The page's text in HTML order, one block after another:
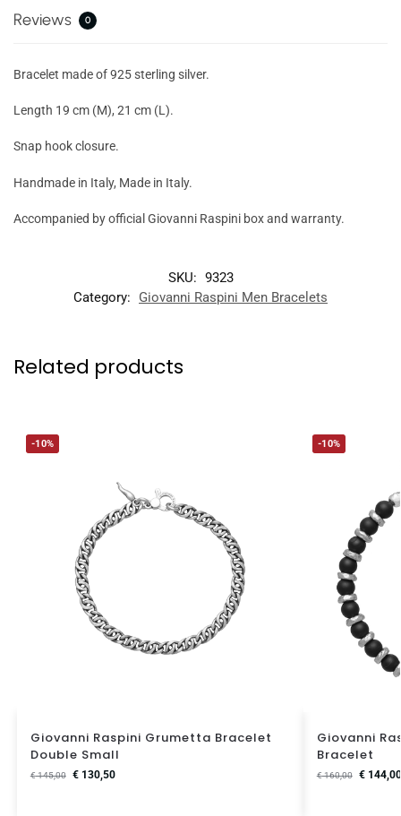
Reviews 0
Bracelet made of 925 sterling silver.
Length 19 cm (M), 21 cm (L).
Snap hook closure.
Handmade in Italy, Made in Italy.
Accompanied by official Giovanni Raspini box and warranty.
SKU: 9323
Category:
Giovanni Raspini Men Bracelets
Related products
-10%
Giovanni Raspini Grumetta Bracelet
Double Small
€145,00 €130,50
-10%
Giovanni
Bracelet
€160,00 €144,00